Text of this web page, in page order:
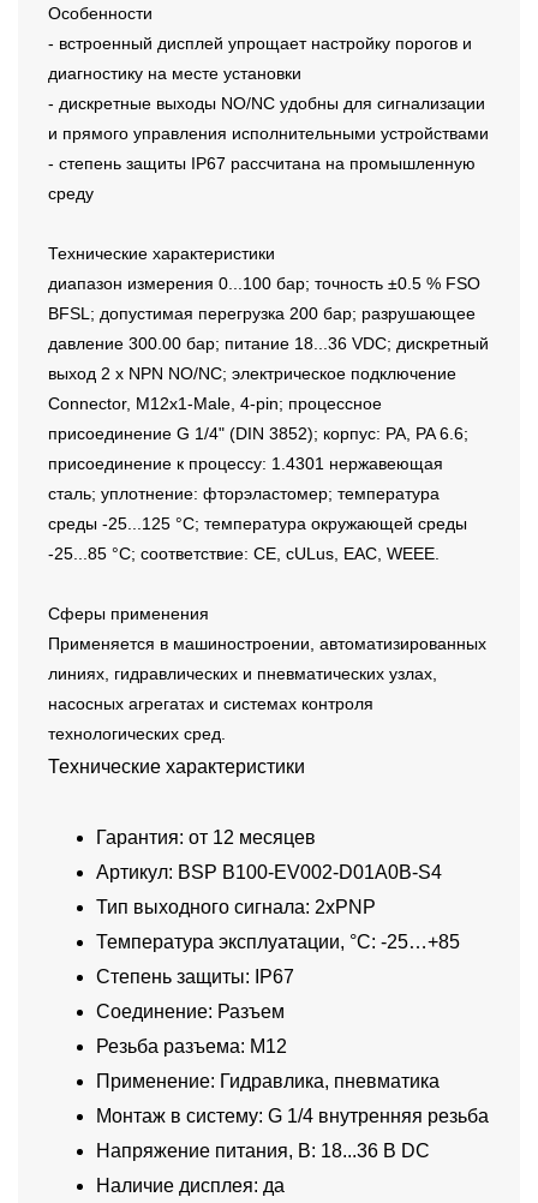
Особенности
- встроенный дисплей упрощает настройку порогов и
диагностику на месте установки
- дискретные выходы NO/NC удобны для сигнализации
и прямого управления исполнительными устройствами
- степень защиты IP67 рассчитана на промышленную
среду
Технические характеристики
диапазон измерения 0...100 бар; точность ±0.5 % FSO
BFSL; допустимая перегрузка 200 бар; разрушающее
давление 300.00 бар; питание 18...36 VDC; дискретный
выход 2 x NPN NO/NC; электрическое подключение
Connector, M12x1-Male, 4-pin; процессное
присоединение G 1/4" (DIN 3852); корпус: PA, PA 6.6;
присоединение к процессу: 1.4301 нержавеющая
сталь; уплотнение: фторэластомер; температура
среды -25...125 °C; температура окружающей среды
-25...85 °C; соответствие: CE, cULus, EAC, WEEE.
Сферы применения
Применяется в машиностроении, автоматизированных
линиях, гидравлических и пневматических узлах,
насосных агрегатах и системах контроля
технологических сред.
Технические характеристики
Гарантия: от 12 месяцев
Артикул: BSP B100-EV002-D01A0B-S4
Тип выходного сигнала: 2xPNP
Температура эксплуатации, °C: -25…+85
Степень защиты: IP67
Соединение: Разъем
Резьба разъема: M12
Применение: Гидравлика, пневматика
Монтаж в систему: G 1/4 внутренняя резьба
Напряжение питания, В: 18...36 В DC
Наличие дисплея: да